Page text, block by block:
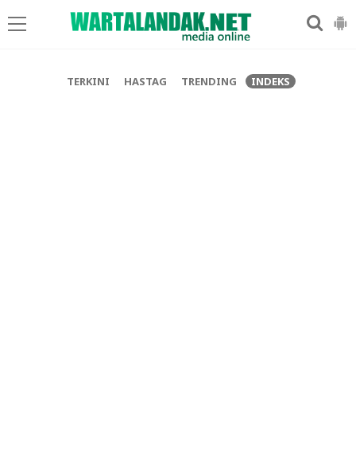
TERKINI HASTAG TRENDING INDEKS